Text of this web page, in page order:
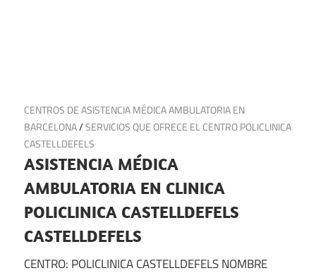
8 de marzo de 2025
CENTROS DE ASISTENCIA MÉDICA AMBULATORIA EN
BARCELONA/SERVICIOS QUE OFRECE EL CENTRO POLICLINICA
CASTELLDEFELS
ASISTENCIA MÉDICA
AMBULATORIA EN CLINICA
POLICLINICA CASTELLDEFELS
CASTELLDEFELS
CENTRO: POLICLINICA CASTELLDEFELS NOMBRE